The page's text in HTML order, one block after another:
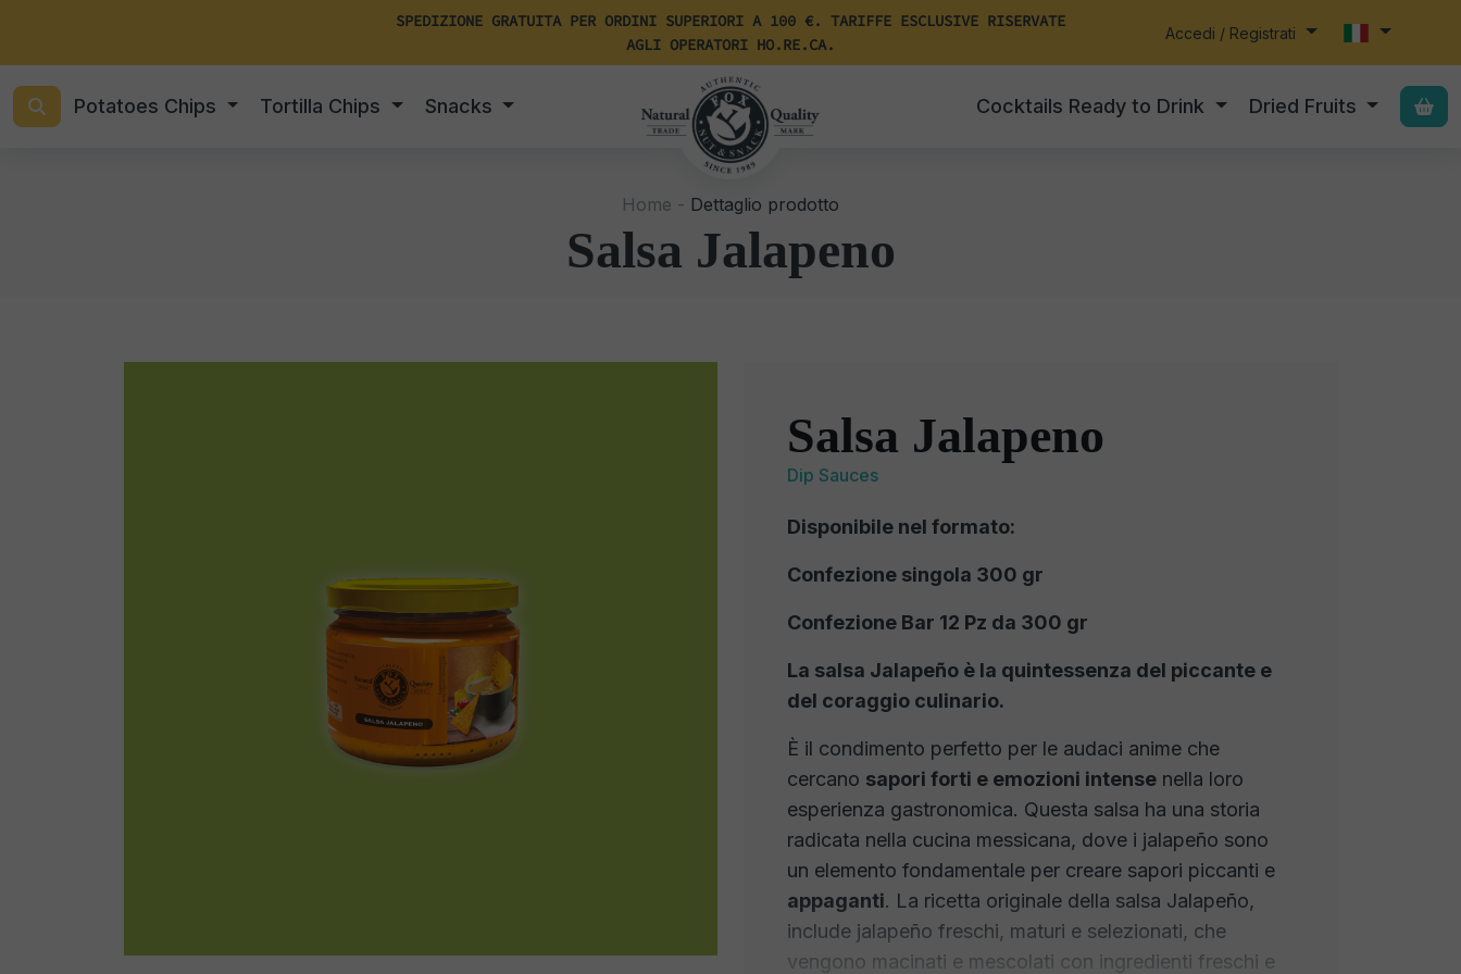
SPEDIZIONE GRATUITA PER ORDINI SUPERIORI A 100 €. TARIFFE ESCLUSIVE RISERVATE
AGLI OPERATORI HO.RE.CA.
Accedi / Registrati
Potatoes Chips Tortilla Chips Snacks Cocktails Ready to Drink Dried Fruits
Home - Dettaglio prodotto
Salsa Jalapeno
Salsa Jalapeno
Dip Sauces
Disponibile nel formato:
Confezione singola 300 gr
Confezione Bar 12 Pz da 300 gr
La salsa Jalapeño è la quintessenza del piccante e
del coraggio culinario.
È il condimento perfetto per le audaci anime che
cercano sapori forti e emozioni intense nella loro
esperienza gastronomica. Questa salsa ha una storia
radicata nella cucina messicana, dove i jalapeño sono
un elemento fondamentale per creare sapori piccanti e
appaganti. La ricetta originale della salsa Jalapeño,
include jalapeño freschi, maturi e selezionati, che
vengono macinati e mescolati con ingredienti freschi e